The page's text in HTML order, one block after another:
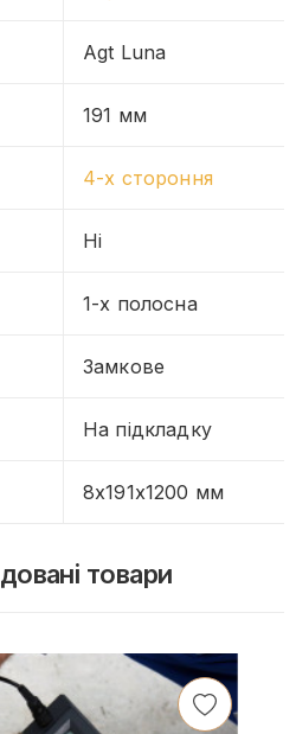
Agt Luna
191 мм
4-х стороння
Ні
1-х полосна
Замкове
На підкладку
8x191x1200 мм
товари